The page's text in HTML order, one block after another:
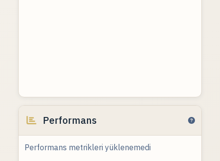
Performans
Performans metrikleri yüklenemedi